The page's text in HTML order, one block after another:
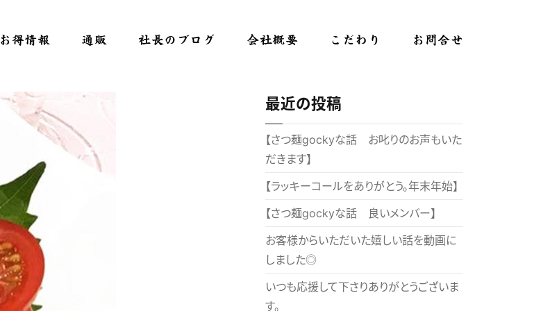
お得情報 通販 社長のブログ 会社概要 こだわり お問合せ
最近の投稿
【さつ麺gockyな話 お叱りのお声もいた
だきます】
【ラッキーコールをありがとう。年末年始】
【さつ麺gockyな話 良いメンバー】
お客様からいただいた嬉しい話を動画に
しました◎
いつも応援して下さりありがとうございま
す。